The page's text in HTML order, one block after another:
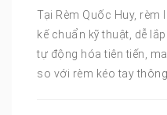
Tại Rèm Quốc Huy,
kế chuẩn kỹ thuật, dễ
tự động hóa tiên tiến,
so với rèm kéo tay